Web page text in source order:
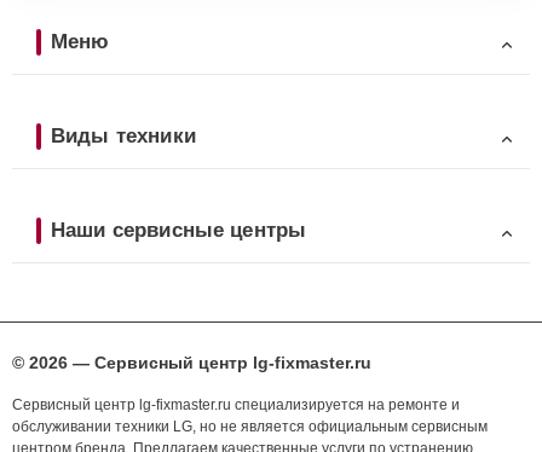
Меню
Виды техники
Наши сервисные центры
© 2026 — Сервисный центр lg-fixmaster.ru
Сервисный центр lg-fixmaster.ru специализируется на ремонте и
обслуживании техники LG, но не является официальным сервисным